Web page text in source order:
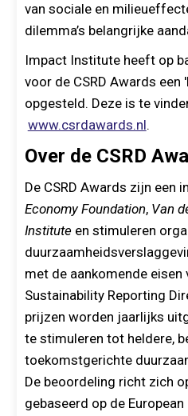
van sociale en
dilemma’s belangrijke
Impact Institute heeft op
voor de CSRD Awards
opgesteld. Deze is te
www.csrdawards.nl.
Over de CSRD
De CSRD Awards zijn een
Economy Foundation, Van
Institute en stimuleren
met de aankomende eisen
Sustainability Reporting
prijzen worden jaarlijks
te stimuleren tot heldere,
toekomstgerichte
De beoordeling richt zich
gebaseerd op de